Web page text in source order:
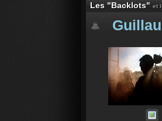
Les "Backlots" et